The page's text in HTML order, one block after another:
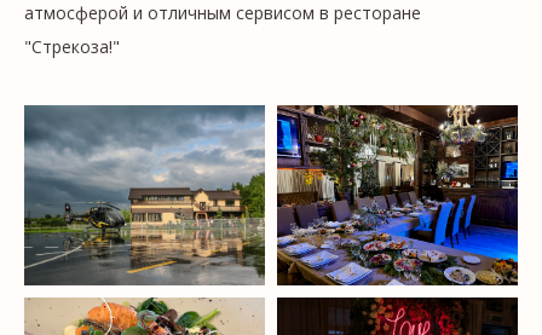
атмосферой и отличным сервисом в ресторане
"Стрекоза!"